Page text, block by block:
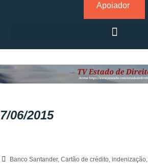
Apoiador
7/06/2015
Banco Santander, Cartão de crédito, indenização,